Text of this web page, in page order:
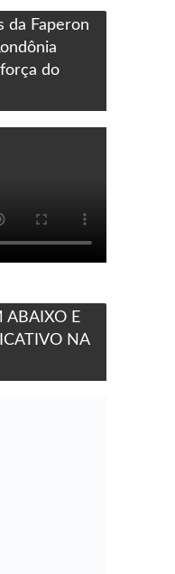
da Faperon
do
ABAIXO E
NA